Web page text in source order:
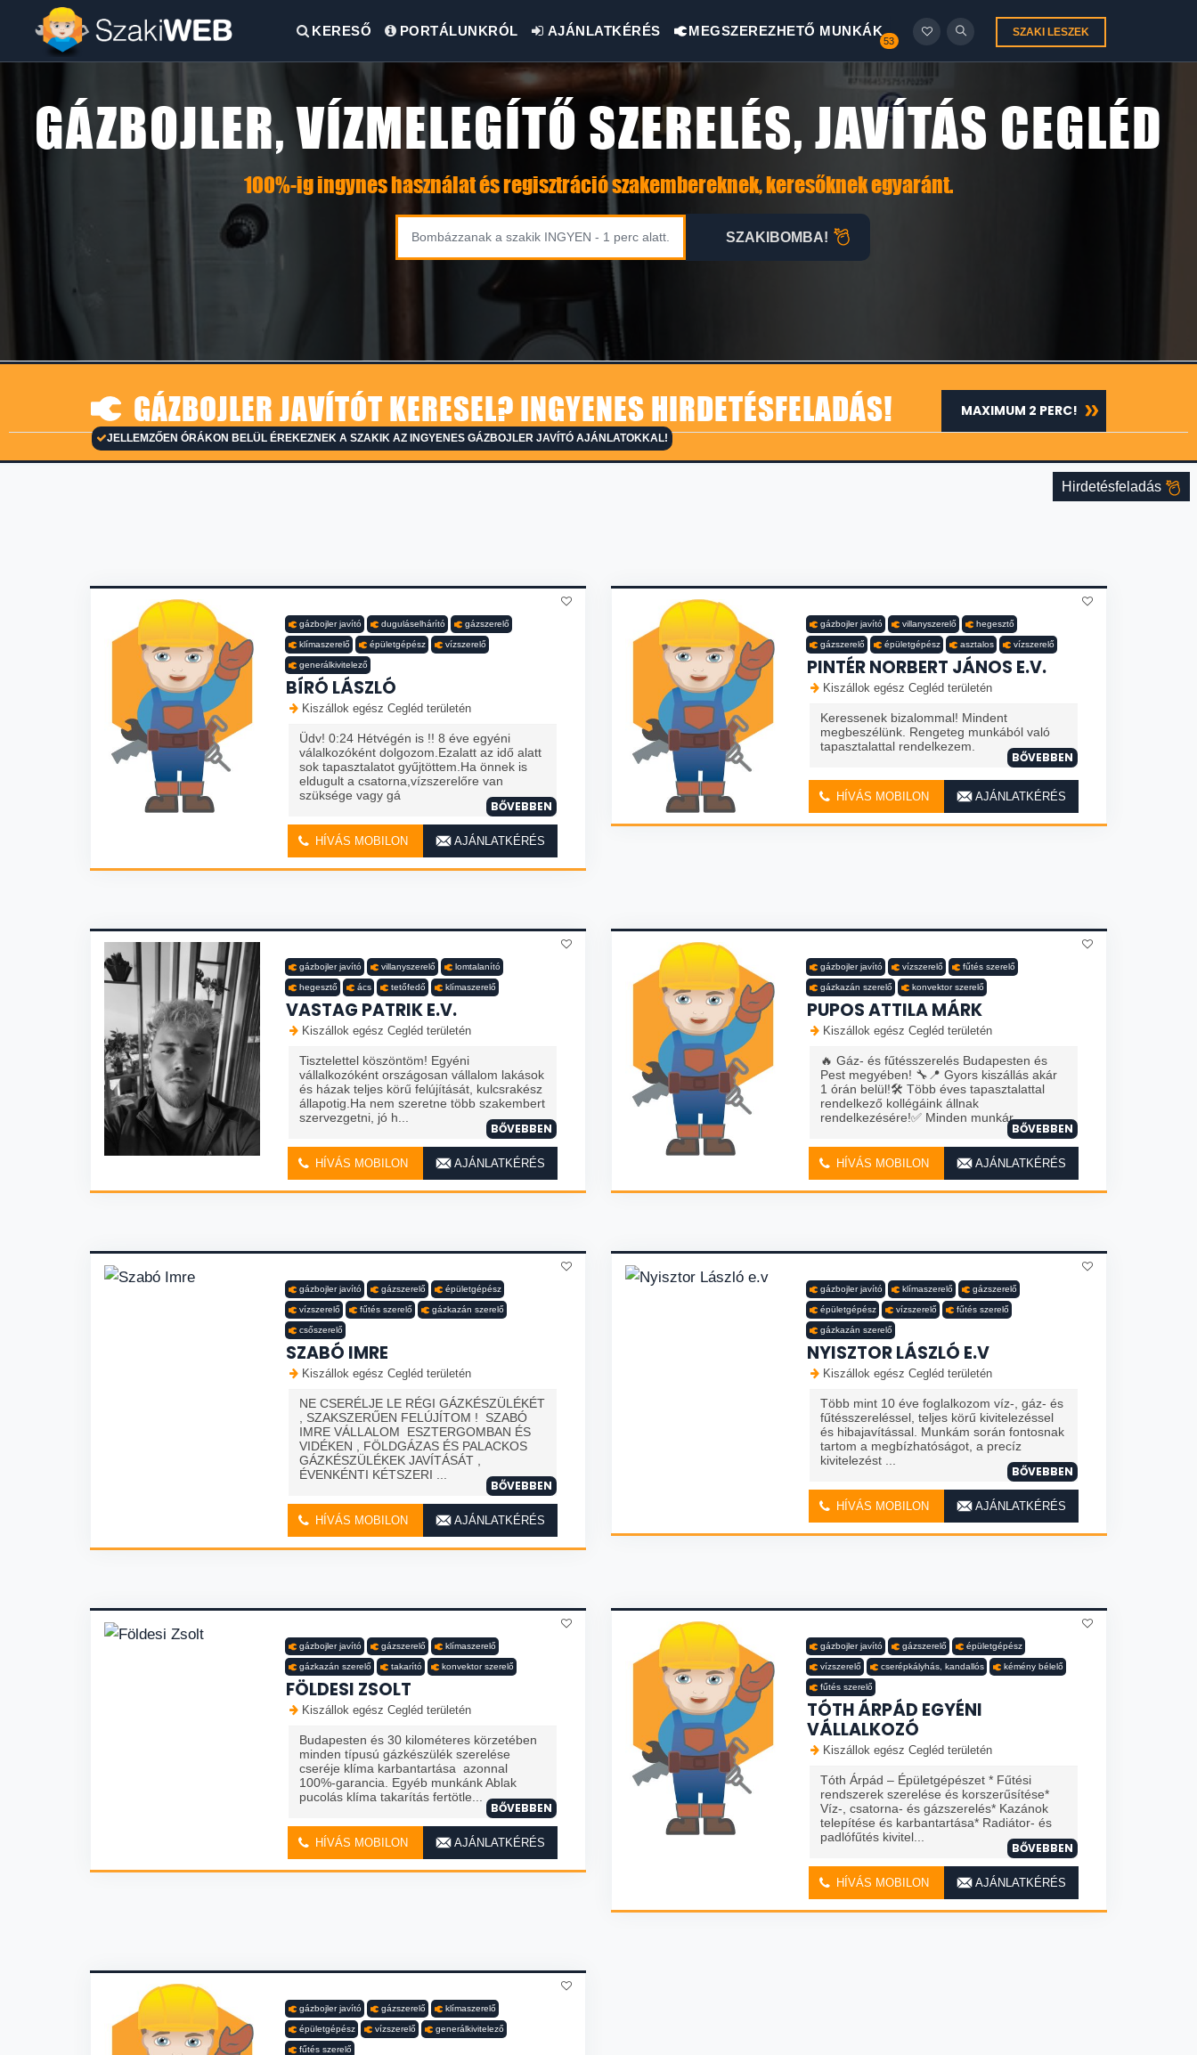
SZAKI LESZEK
KERESŐ PORTÁLUNKRÓL AJÁNLATKÉRÉS MEGSZEREZHETŐ MUNKÁK
53
GÁZBOJLER, VÍZMELEGÍTŐ SZERELÉS, JAVÍTÁS CEGLÉD
100%-ig ingynes használat és regisztráció szakembereknek, keresőknek egyaránt.
SZAKIBOMBA!
GÁZBOJLER JAVÍTÓT KERESEL? INGYENES HIRDETÉSFELADÁS!
JELLEMZŐEN ÓRÁKON BELÜL ÉREKEZNEK A SZAKIK AZ INGYENES GÁZBOJLER JAVÍTÓ AJÁNLATOKKAL!
MAXIMUM 2 PERC!
gázbojler javító duguláselhárító gázszerelő
klímaszerelő épületgépész vízszerelő
generálkivitelező
BÍRÓ LÁSZLÓ
Kiszállok egész Cegléd területén
Üdv! 0:24 Hétvégén is !! 8 éve egyéni
válalkozóként dolgozom.Ezalatt az idő alatt
sok tapasztalatot gyűjtöttem.Ha önnek is
eldugult a csatorna,vízszerelőre van
szüksége vagy gá
BŐVEBBEN
HÍVÁS MOBILON AJÁNLATKÉRÉS
gázbojler javító villanyszerelő hegesztő
gázszerelő épületgépész asztalos vízszerelő
PINTÉR NORBERT JÁNOS E.V.
Kiszállok egész Cegléd területén
Keressenek bizalommal! Mindent
megbeszélünk. Rengeteg munkából való
tapasztalattal rendelkezem.
BŐVEBBEN
HÍVÁS MOBILON AJÁNLATKÉRÉS
gázbojler javító villanyszerelő lomtalanító
hegesztő ács tetőfedő klímaszerelő
VASTAG PATRIK E.V.
Kiszállok egész Cegléd területén
Tisztelettel köszöntöm! Egyéni
vállalkozóként országosan vállalom lakások
és házak teljes körű felújítását, kulcsrakész
állapotig.Ha nem szeretne több szakembert
szervezgetni, jó h...
BŐVEBBEN
HÍVÁS MOBILON AJÁNLATKÉRÉS
gázbojler javító vízszerelő fűtés szerelő
gázkazán szerelő konvektor szerelő
PUPOS ATTILA MÁRK
Kiszállok egész Cegléd területén
🔥 Gáz- és fűtésszerelés Budapesten és
Pest megyében! 🔧📍 Gyors kiszállás akár
1 órán belül!🛠️ Több éves tapasztalattal
rendelkező kollégáink állnak
rendelkezésére!✅ Minden munkár...
BŐVEBBEN
HÍVÁS MOBILON AJÁNLATKÉRÉS
gázbojler javító gázszerelő épületgépész
vízszerelő fűtés szerelő gázkazán szerelő
csőszerelő
SZABÓ IMRE
Kiszállok egész Cegléd területén
NE CSERÉLJE LE RÉGI GÁZKÉSZÜLÉKÉT
, SZAKSZERŰEN FELÚJÍTOM ! SZABÓ
IMRE VÁLLALOM ESZTERGOMBAN ÉS
VIDÉKEN , FÖLDGÁZAS ÉS PALACKOS
GÁZKÉSZÜLÉKEK JAVÍTÁSÁT ,
ÉVENKÉNTI KÉTSZERI ...
BŐVEBBEN
HÍVÁS MOBILON AJÁNLATKÉRÉS
gázbojler javító klímaszerelő gázszerelő
épületgépész vízszerelő fűtés szerelő
gázkazán szerelő
NYISZTOR LÁSZLÓ E.V
Kiszállok egész Cegléd területén
Több mint 10 éve foglalkozom víz-, gáz- és
fűtésszereléssel, teljes körű kivitelezéssel
és hibajavítással. Munkám során fontosnak
tartom a megbízhatóságot, a precíz
kivitelezést ...
BŐVEBBEN
HÍVÁS MOBILON AJÁNLATKÉRÉS
gázbojler javító gázszerelő klímaszerelő
gázkazán szerelő takarító konvektor szerelő
FÖLDESI ZSOLT
Kiszállok egész Cegléd területén
Budapesten és 30 kilométeres körzetében
minden típusú gázkészülék szerelése
cseréje klíma karbantartása azonnal
100%-garancia. Egyéb munkánk Ablak
pucolás klíma takarítás fertötle...
BŐVEBBEN
HÍVÁS MOBILON AJÁNLATKÉRÉS
gázbojler javító gázszerelő épületgépész
vízszerelő cserépkályhás, kandallós kémény bélelő
fűtés szerelő
TÓTH ÁRPÁD EGYÉNI
VÁLLALKOZÓ
Kiszállok egész Cegléd területén
Tóth Árpád – Épületgépészet * Fűtési
rendszerek szerelése és korszerűsítése*
Víz-, csatorna- és gázszerelés* Kazánok
telepítése és karbantartása* Radiátor- és
padlófűtés kivitel...
BŐVEBBEN
HÍVÁS MOBILON AJÁNLATKÉRÉS
gázbojler javító gázszerelő klímaszerelő
épületgépész vízszerelő generálkivitelező
fűtés szerelő
Hirdetésfeladás